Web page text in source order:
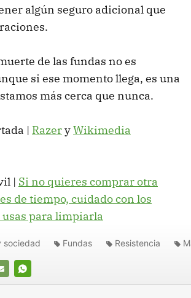
algún seguro adicional que
de las fundas no es
si ese momento llega, es una
más cerca que nunca.
| RazeryWikimedia
| Si no quieres comprar otra
de tiempo, cuidado con los
para limpiarla
WHATSAPP
sociedad Fundas Resistencia